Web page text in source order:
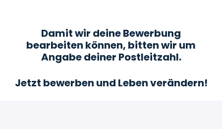
Damit wir deine Bewerbung
bearbeiten können, bitten wir um
Angabe deiner Postleitzahl.
Jetzt bewerben und Leben verändern!